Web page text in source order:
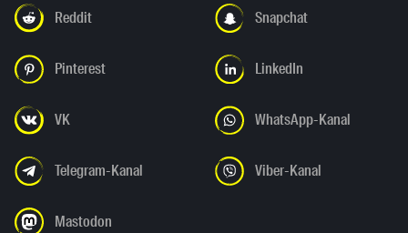
Reddit Snapchat
Pinterest LinkedIn
VK WhatsApp-Kanal
Telegram-Kanal Viber-Kanal
Mastodon